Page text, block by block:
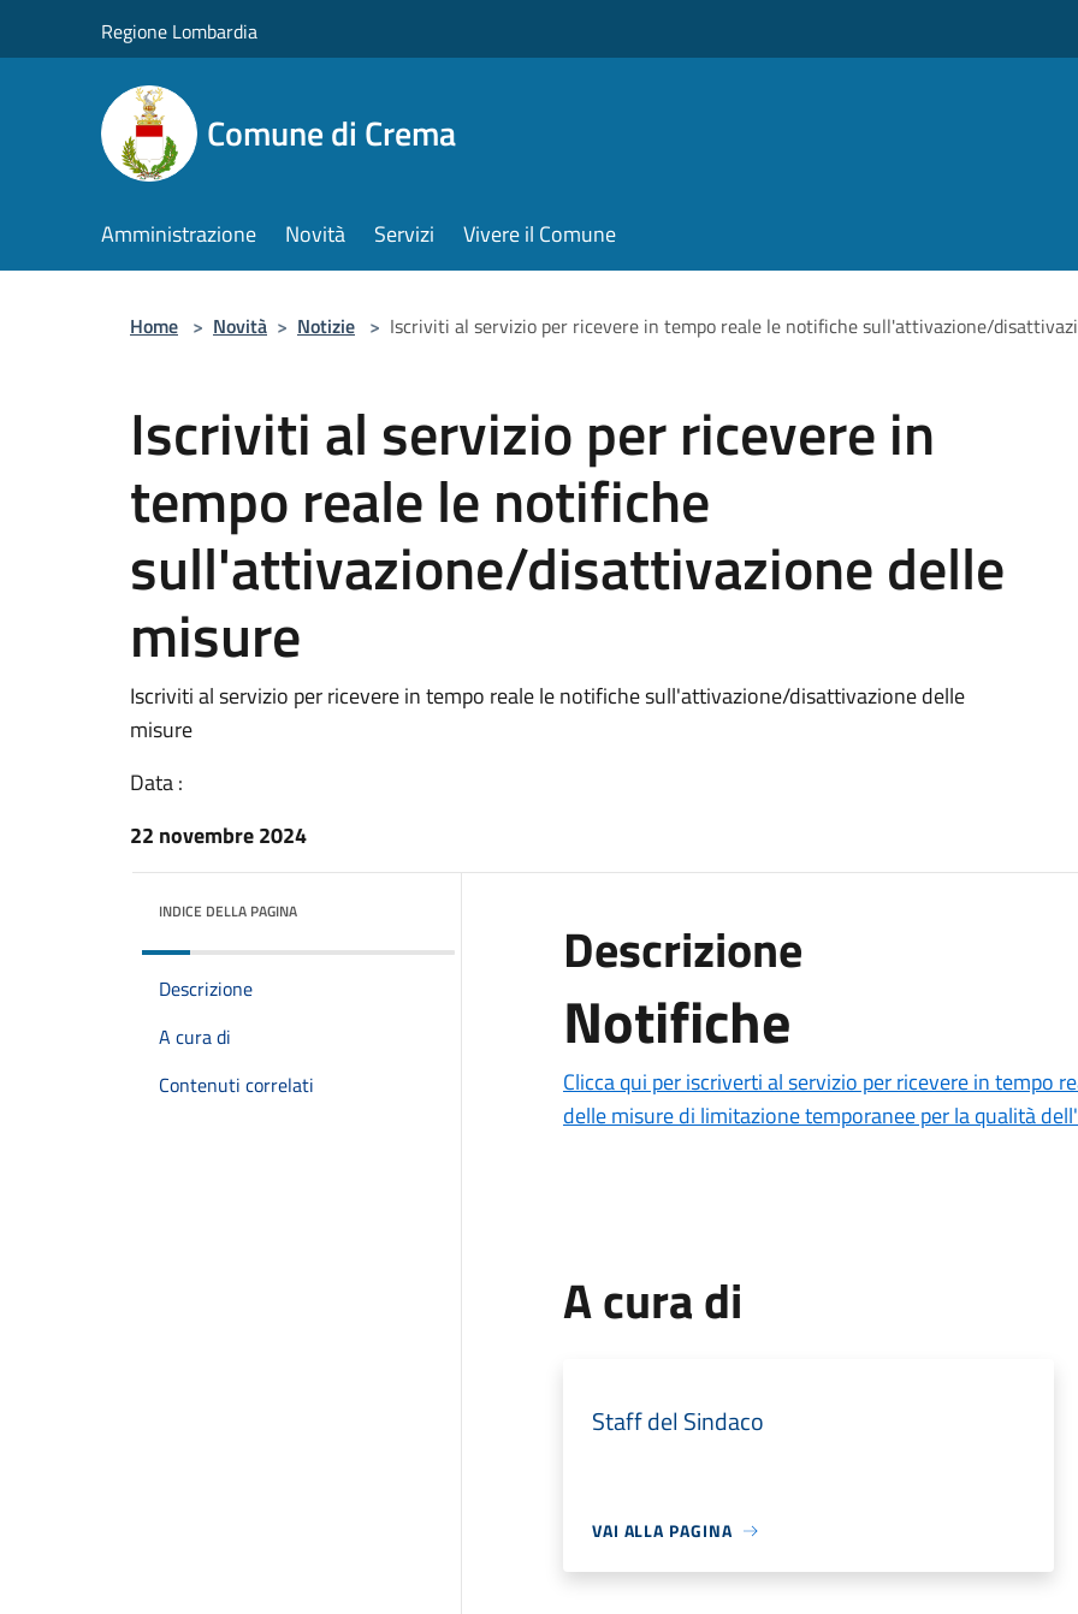
Regione Lombardia
Comune di Crema
Amministrazione Novità Servizi Vivere il Comune
Home > Novità > Notizie > Iscriviti al servizio per ricevere in tempo reale le notifiche sull'attivazione/
Iscriviti al servizio per ricevere in
tempo reale le notifiche
sull'attivazione/disattivazione delle
misure
Iscriviti al servizio per ricevere in tempo reale le notifiche sull'attivazione/disattivazione delle
misure
Data :
22 novembre 2024
INDICE DELLA PAGINA
Descrizione
A cura di
Contenuti correlati
Descrizione
Notifiche
Clicca qui per iscriverti al servizio per ricevere in
delle misure di limitazione temporanee per la qualità
A cura di
Staff del Sindaco
VAI ALLA PAGINA